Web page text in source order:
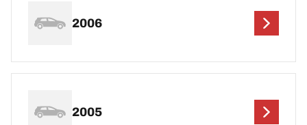
2006
2005